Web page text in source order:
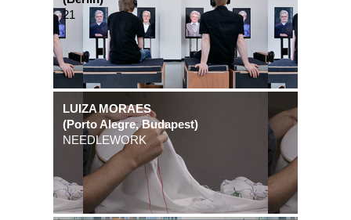
21
LUIZA MORAES
(Porto Alegre, Budapest)
NEEDLEWORK